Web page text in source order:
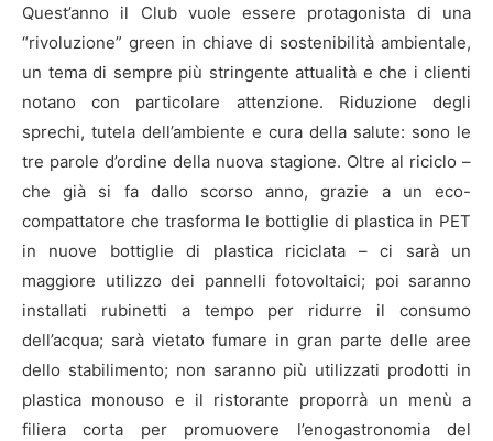
Quest’anno il Club vuole essere protagonista di una
“rivoluzione” green in chiave di sostenibilità ambientale,
un tema di sempre più stringente attualità e che i clienti
notano con particolare attenzione. Riduzione degli
sprechi, tutela dell’ambiente e cura della salute: sono le
tre parole d’ordine della nuova stagione. Oltre al riciclo –
che già si fa dallo scorso anno, grazie a un eco-
compattatore che trasforma le bottiglie di plastica in PET
in nuove bottiglie di plastica riciclata – ci sarà un
maggiore utilizzo dei pannelli fotovoltaici; poi saranno
installati rubinetti a tempo per ridurre il consumo
dell’acqua; sarà vietato fumare in gran parte delle aree
dello stabilimento; non saranno più utilizzati prodotti in
plastica monouso e il ristorante proporrà un menù a
filiera corta per promuovere l’enogastronomia del